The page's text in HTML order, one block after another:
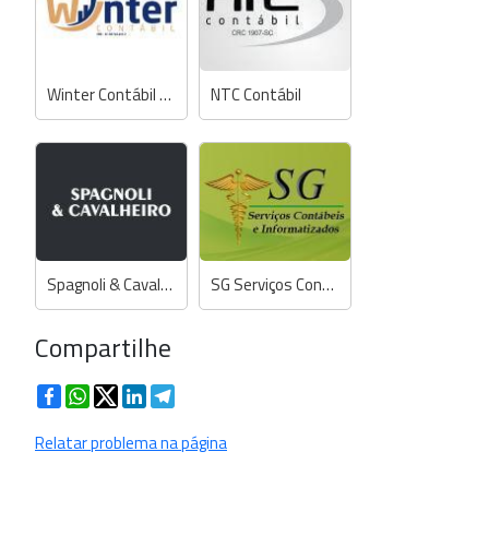
Winter Contábil e Assessoria NTC Contábil
Spagnoli & Cavalheiro Contabilidade SG Serviços Contábeis e Informatizados
Compartilhe
FacebookWhatsApp
TwitterLinkedIn
Relatar problema na página